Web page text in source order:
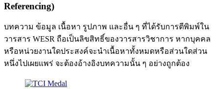
Referencing)
บทความ ข้อมูล เนื้อหา รูปภาพ และอื่น ๆ ที่ได้รับการตีพิมพ์ใน
วารสาร WESR ถือเป็นลิขสิทธิ์ของวารสารวิชาการ หากบุคคล
หรือหน่วยงานใดประสงค์จะนำเนื้อหาทั้งหมดหรือส่วนใดส่วน
หนึ่งไปเผยแพร่ จะต้องอ้างอิงบทความนั้น ๆ อย่างถูกต้อง